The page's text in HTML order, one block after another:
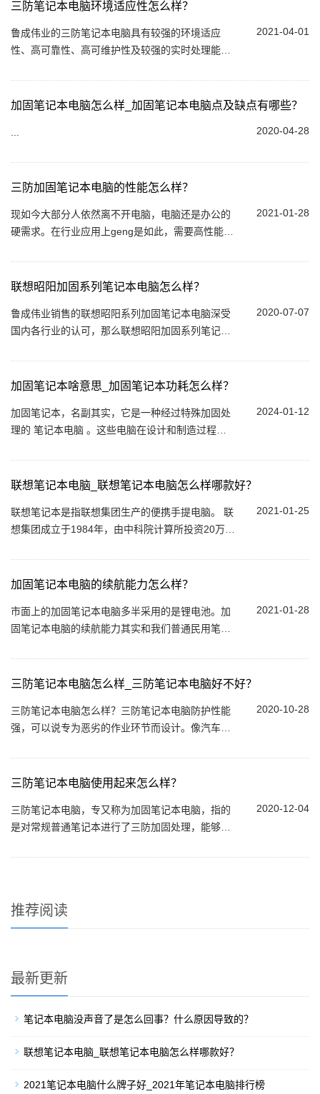
三防笔记本电脑环境适应性怎么样？
2021-04-01
鲁成伟业的三防笔记本电脑具有较强的环境适应
性、高可靠性、高可维护性及较强的实时处理能
电脑和半加固笔记本电脑...
加固笔记本电脑怎么样_加固笔记本电脑点及缺点有哪些？
2020-04-28
三防加固笔记本电脑的性能怎么样？
2021-01-28
现如今大部分人依然离不开电脑，电脑还是办公的
硬需求。在行业应用上geng是如此，需要高性能
就是三防电脑...
联想昭阳加固系列笔记本电脑怎么样？
2020-07-07
鲁成伟业销售的联想昭阳系列加固笔记本电脑深受
国内各行业的认可，那么联想昭阳加固系列笔记本
联想昭阳加固笔记本，如您对联想昭阳系列...
加固笔记本啥意思_加固笔记本功耗怎么样？
2024-01-12
加固笔记本，名副其实，它是一种经过特殊加固处
理的 笔记本电脑 。这些电脑在设计和制造过程
geng为极端的环境和条件。无论是强烈的震动，
还...
联想笔记本电脑_联想笔记本电脑怎么样哪款好？
2021-01-25
联想笔记本是指联想集团生产的便携手提电脑。 联
想集团成立于1984年，由中科院计算所投资20万元
一家在信息产业内多元化发展的大型企业集团...
加固笔记本电脑的续航能力怎么样？
2021-01-28
市面上的加固笔记本电脑多半采用的是锂电池。加
固笔记本电脑的续航能力其实和我们普通民用笔记
脑有一项特性是普通笔记本电脑所没有的，...
三防笔记本电脑怎么样_三防笔记本电脑好不好？
2020-10-28
三防笔记本电脑怎么样？三防笔记本电脑防护性能
强，可以说专为恶劣的作业环节而设计。像汽车检
用的领域。三防笔记本电脑好不好？...
三防笔记本电脑使用起来怎么样？
2020-12-04
三防笔记本电脑，专又称为加固笔记本电脑，指的
是对常规普通笔记本进行了三防加固处理，能够很
电脑和普通的差别很大,因为三防笔记本的特殊...
推荐阅读
最新更新
笔记本电脑没声音了是怎么回事？什么原因导致的？
联想笔记本电脑_联想笔记本电脑怎么样哪款好？
2021笔记本电脑什么牌子好_2021年笔记本电脑排行榜